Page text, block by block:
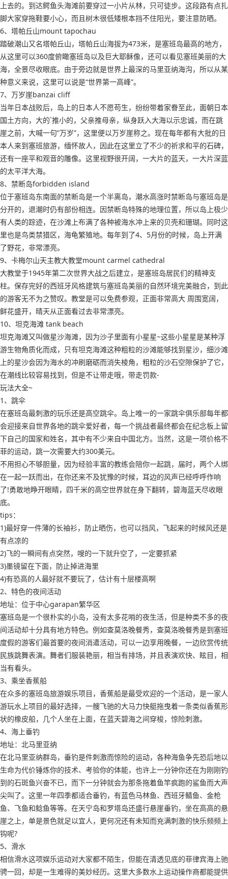
上去的。到达鳄鱼头海滩前要穿过一小片从林，只可徒步。这段路有点扎
脚大家穿拖鞋要小心，而且树木很低矮根本挡不住阳光，要注意防晒。
6、塔帕丘山mount tapochau
踏破潮山又名塔帕丘山，塔帕丘山海拔为473米，是塞班岛最高的地方，
从这里可以360度俯瞰塞班岛以及巨大耶稣像，还可以看见塞班美丽的大
海，全景尽收眼底。由于旁边就是世界上最深的马里亚纳海沟，所以从某
种意义来说，这里可以说是“世界第一高峰”。
7、万岁崖banzai cliff
当年日本战败后，岛上的日本人不愿苟生，纷纷带着家眷至此，面朝日本
国土方向，大的`推小的，父亲推母亲，纵身跃入大海以示忠诚，而在跳
崖之前，大喊一句”万岁”，这里便以万岁崖称之。现在每年都有大批的日
本人来到塞班旅游，缅怀故人，因此在这里立了不少的祈求和平的石碑，
还有一座平和观音的雕像。这里视野很开阔，一大片的蓝天，一大片深蓝
的太平洋大海。
8、禁断岛forbidden island
位于塞班岛东南面的禁断岛是一个半离岛，潮水高涨时禁断岛与塞班岛是
分开的，退潮时仍有部份相连。因禁断岛特殊的地理位置，所以岛上极少
有人类的踪迹，在沙滩上布满了各种被海水冲上来的贝壳和珊瑚。同时这
里也是鸟类禁猎区，海龟繁殖地。每年到了4、5月份的时候，岛上开满
了野花，非常漂亮。
9、卡梅尔山天主教大教堂mount carmel cathedral
大教堂于1945年第二次世界大战之后建立，是塞班岛居民们的精神支
柱。保存完好的西班牙风格建筑与塞班岛美丽的自然环境完美融合，到此
的游客无不为之赞叹。教堂是可以免费参观，正面非常高大 周围宽阔，
鲜花盛开，晴天从正面看过去非常漂亮。
10、坦克海滩 tank beach
坦克海滩又叫做星沙海滩，因为沙子里面有小星星~这些小星星是某种浮
游生物角质化而成，只有坦克海滩这种粗粒的沙滩能够找到星沙，细沙滩
上的星沙会因为海水的冲刷磨砺而消失棱角，粗粒的沙石空隙保护了它，
在潮线比较容易找到，但是不让带走哦，带走罚款-
玩法大全~
1、跳伞
在塞班岛最刺激的玩乐还是高空跳伞。岛上唯一的一家跳伞俱乐部每年都
会迎接来自世界各地的跳伞爱好者，每一个挑战者最终都会在纪念板上留
下自己的国家和姓名，其中有不少来自中国北方。当然，这是一项价格不
菲的运动，跳一次需要大约300美元。
不用担心不够胆量，因为经验丰富的教练会陪你一起跳，届时，两个人绑
在一起一跃而出，在你还来不及犹豫的时候，耳边的风声已经呼呼作响
了!勇敢地睁开眼睛，四千米的高空世界就在身下翻转，碧海蓝天尽收眼
底。
tips：
1)最好穿一件薄的长袖衫，防止晒伤，也可以挡风，飞起来的时候风还是
有点凉的
2)飞的一瞬间有点突然，嗖的一下就升空了，一定要抓紧
3)墨镜留在下面，防止掉进海里
4)有恐高的人最好就不要玩了，估计有十层楼高啊
2、特色的夜间活动
地址：位于中心garapan繁华区
塞班岛是一个很朴实的小岛，没有太多花哨的夜生活，但是种类不多的夜
间活动却十分具有地方特色。例如查莫洛晚餐秀，查莫洛晚餐秀是到塞班
度假的游客们最首要的夜间消遣活动，可以一边享用晚餐，一边欣赏传统
民族跳舞表演。舞者们服装艳丽，相当有排场，并且表演欢快、眩目，相
当有看头。
3、乘坐香蕉船
在众多的塞班岛旅游娱乐项目，香蕉船是最受欢迎的一个活动，是一家人
游玩水上项目的最好选择，一艘飞驰的大马力快艇拖曳着一条类似香蕉形
状的橡皮船，几个人坐在上面，在蓝天碧海之间穿梭，惊险刺激。
4、海上垂钓
地址：北马里亚纳
在北马里亚纳群岛，垂钓是件刺激而惊险的运动，各种海鱼争先恐后地以
生命为代价锤炼你的技术、考验你的体能，也许上一分钟你还在为刚刚钓
到的石斑鱼兴奋不已，而下一分钟就会为那条拖着鱼竿疯跑的鲨鱼而大声
尖叫了。这里一年四季都适合垂钓，有蓝色马林鱼、西班牙鲭鱼、金枪
鱼、飞鱼和鲶鱼等等。在天宁岛和罗塔岛还盛行悬崖垂钓，坐在高高的悬
崖之上，单是景色就足以宜人，更何况还有未知而充满刺激的快乐频频上
钩呢?
5、滑水
相信滑水这项娱乐运动对大家都不陌生，但能在清透见底的菲律宾海上驰
骋一回，却是一生难得的美妙经历。这里大多数水上运动操作商都能提供